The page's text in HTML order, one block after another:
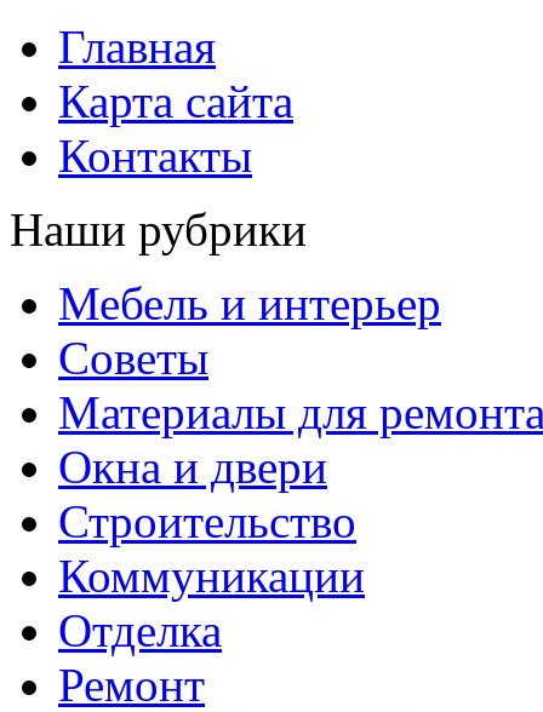
Главная
Карта сайта
Контакты
Наши рубрики
Мебель и интерьер
Советы
Материалы для
Окна и двери
Строительство
Коммуникации
Отделка
Ремонт